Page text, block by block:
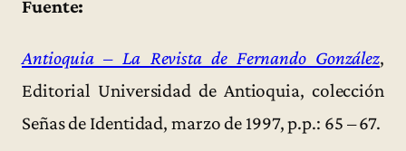
Fuente:
Antioquia – La Revista de Fernando González,
Editorial Universidad de Antioquia, colección
Señas de Identidad, marzo de 1997, p.p.: 65 – 67.